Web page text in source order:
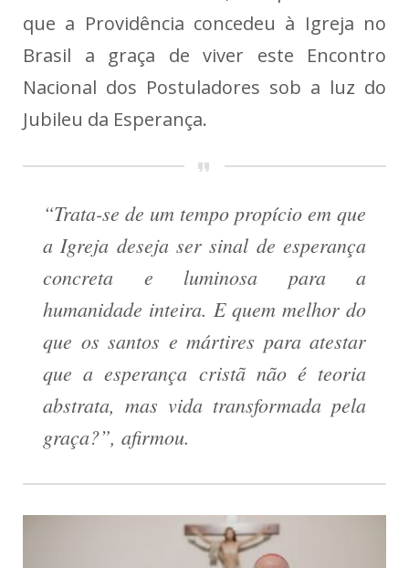
que a Providência concedeu à Igreja no
Brasil a graça de viver este Encontro
Nacional dos Postuladores sob a luz do
Jubileu da Esperança.
“Trata-se de um tempo propício em que
a Igreja deseja ser sinal de esperança
concreta e luminosa para a
humanidade inteira. E quem melhor do
que os santos e mártires para atestar
que a esperança cristã não é teoria
abstrata, mas vida transformada pela
graça?”, afirmou.